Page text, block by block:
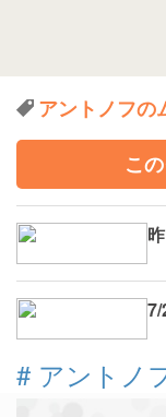
アントノフの
こ
# アントノ